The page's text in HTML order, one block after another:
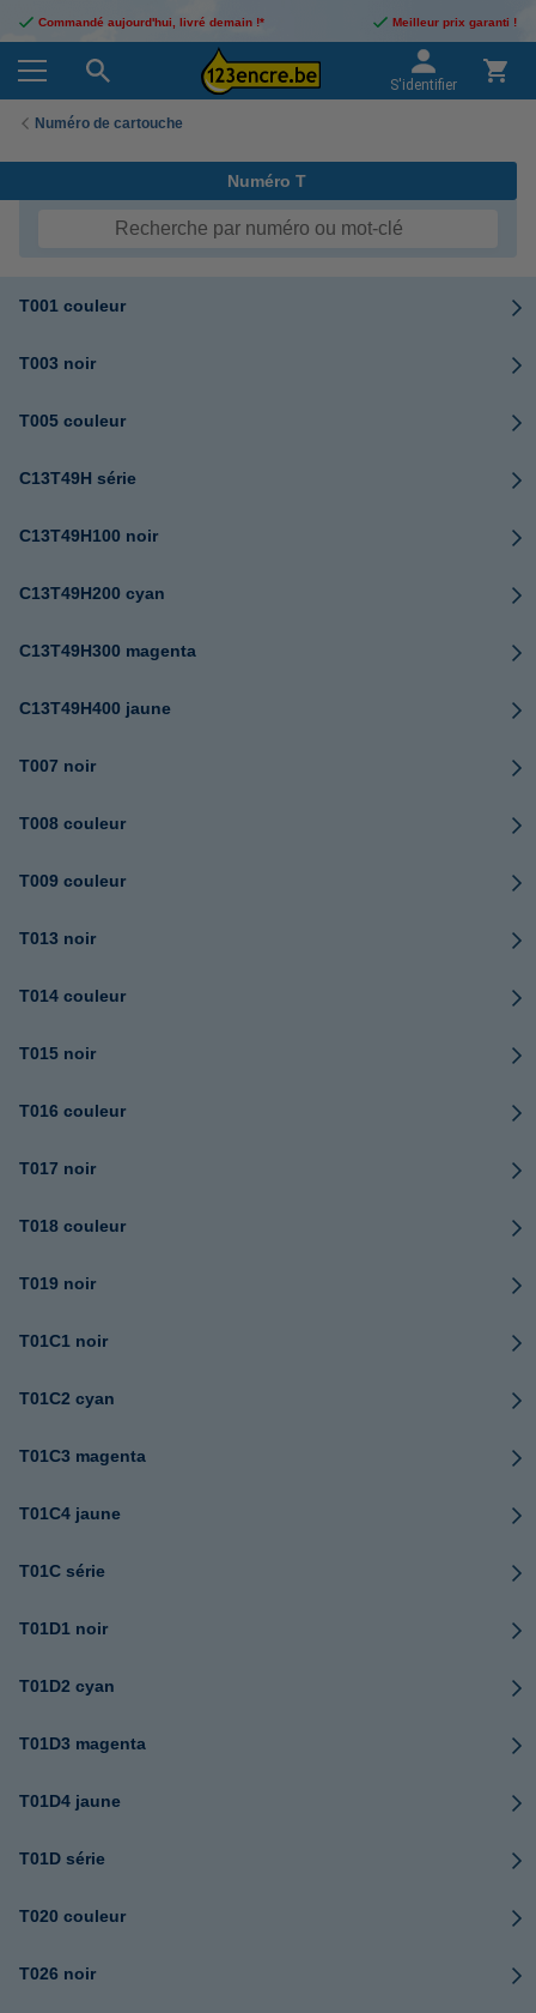
Commandé aujourd'hui, livré demain !* Meilleur prix garanti !
S'identifier
Numéro de cartouche
Numéro T
T001 couleur
T003 noir
T005 couleur
C13T49H série
C13T49H100 noir
C13T49H200 cyan
C13T49H300 magenta
C13T49H400 jaune
T007 noir
T008 couleur
T009 couleur
T013 noir
T014 couleur
T015 noir
T016 couleur
T017 noir
T018 couleur
T019 noir
T01C1 noir
T01C2 cyan
T01C3 magenta
T01C4 jaune
T01C série
T01D1 noir
T01D2 cyan
T01D3 magenta
T01D4 jaune
T01D série
T020 couleur
T026 noir